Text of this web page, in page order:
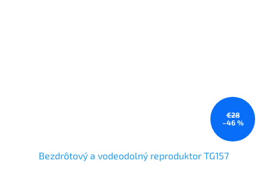
€28
–46 %
Bezdrôtový a vodeodolný reproduktor TG157